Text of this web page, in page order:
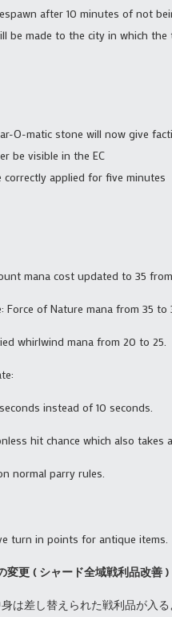
after 10 minutes of not
be made to the city in which
O-matic stone will now give
be visible in the EC
applied for five minutes
mana cost updated to 35
Force of Nature mana from 35 to
whirlwind mana from 20 to 25.
instead of 10 seconds.
hit chance which also takes
normal parry rules.
turn in points for antique items.
変更 ( シャード全域戦利品改善 )
は差し替えられた戦利品が入